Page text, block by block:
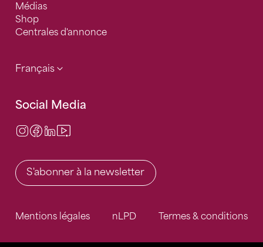
Médias
Shop
Centrales d'annonce
Français
Social Media
Instagram
Facebook
LinkedIn
S'abonner à la newsletter
Mentions légales nLPD Termes & conditions